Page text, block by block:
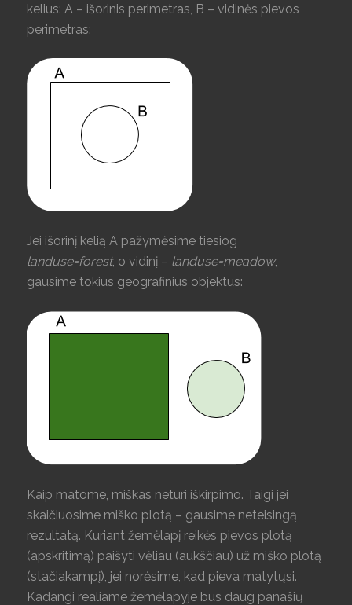
kelius: A – išorinis perimetras, B – vidinės pievos
perimetras:
Jei išorinį kelią A pažymėsime tiesiog
landuse=forest, o vidinį – landuse=meadow,
gausime tokius geografinius objektus:
Kaip matome, miškas neturi iškirpimo. Taigi jei
skaičiuosime miško plotą – gausime neteisingą
rezultatą. Kuriant žemėlapį reikės pievos plotą
(apskritimą) paišyti vėliau (aukščiau) už miško plotą
(stačiakampį), jei norėsime, kad pieva matytųsi.
Kadangi realiame žemėlapyje bus daug panašių